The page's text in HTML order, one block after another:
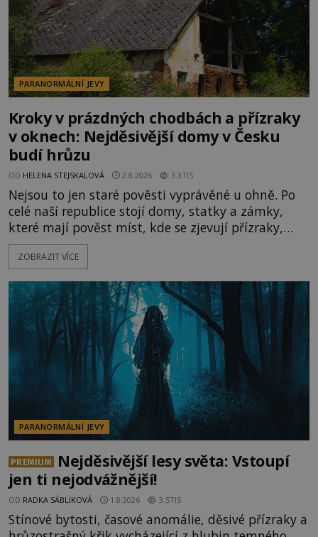
PARANORMÁLNÍ JEVY
Kroky v prázdných chodbách a přízraky
v oknech: Nejděsivější domy v Česku
budí hrůzu
OD HELENA STEJSKALOVÁ 2.8.2026 3.3TIS
Nejsou to jen staré pověsti vyprávěné u ohně. Po
celé naší republice stojí domy, statky a zámky,
které mají pověst míst, kde se zjevují přízraky,
ozývají nevysvětlitelné zvuky nebo se dějí podivné
jevy. Zatímco historici většinou hledají racionální
lokality vykazují nápadně podobná svědectví po
celé generace. A právě tato opakující se svědectví
ZOBRAZIT VÍCE
PARANORMÁLNÍ JEVY
PREMIUM
Nejděsivější lesy světa: Vstoupí
jen ti nejodvážnější!
OD RADKA SÁBLIKOVÁ 1.8.2026 3.5TIS
Stínové bytosti, časové anomálie, děsivé přízraky a